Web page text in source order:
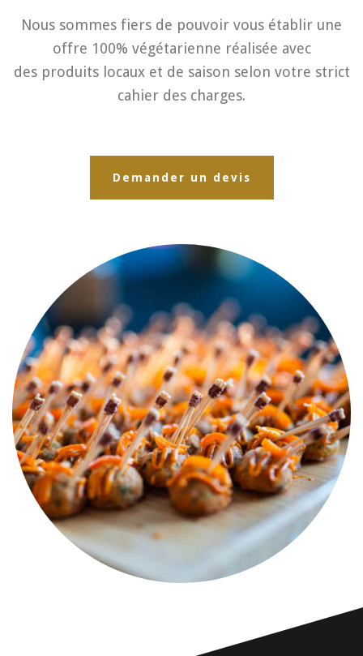
Nous sommes fiers de pouvoir vous établir une
offre 100% végétarienne réalisée avec
des produits locaux et de saison selon votre strict
cahier des charges.
Demander un devis